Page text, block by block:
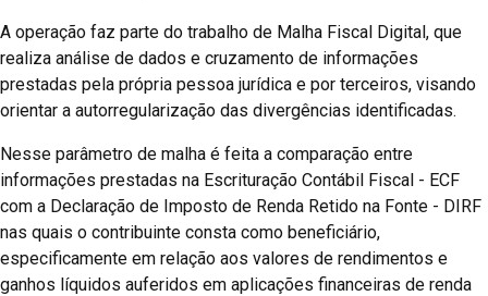
A operação faz parte do trabalho de Malha Fiscal Digital, que
realiza análise de dados e cruzamento de informações
prestadas pela própria pessoa jurídica e por terceiros, visando
orientar a autorregularização das divergências identificadas.
Nesse parâmetro de malha é feita a comparação entre
informações prestadas na Escrituração Contábil Fiscal - ECF
com a Declaração de Imposto de Renda Retido na Fonte - DIRF
nas quais o contribuinte consta como beneficiário,
especificamente em relação aos valores de rendimentos e
ganhos líquidos auferidos em aplicações financeiras de renda